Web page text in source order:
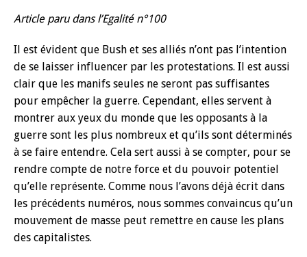
Article paru dans l’Egalité n°100
Il est évident que Bush et ses alliés n’ont pas l’intention
de se laisser influencer par les protestations. Il est aussi
clair que les manifs seules ne seront pas suffisantes
pour empêcher la guerre. Cependant, elles servent à
montrer aux yeux du monde que les opposants à la
guerre sont les plus nombreux et qu’ils sont déterminés
à se faire entendre. Cela sert aussi à se compter, pour se
rendre compte de notre force et du pouvoir potentiel
qu’elle représente. Comme nous l’avons déjà écrit dans
les précédents numéros, nous sommes convaincus qu’un
mouvement de masse peut remettre en cause les plans
des capitalistes.